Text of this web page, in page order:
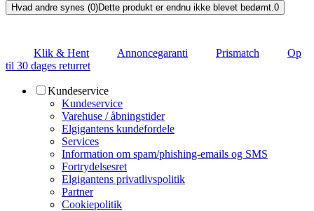
Hvad andre synes (0)Dette produkt er endnu ikke blevet bedømt. 0
Klik & Hent Annoncegaranti Prismatch
Op
til 30 dages returret
Kundeservice
Kundeservice
Varehuse / åbningstider
Elgigantens kundefordele
Services
Information om spam/phishing-emails og SMS
Fortrydelsesret
Elgigantens privatlivspolitik
Partner
Cookiepolitik